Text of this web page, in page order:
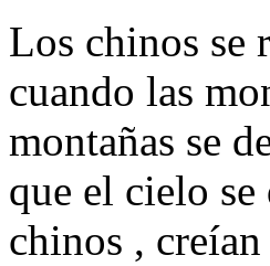
Los chinos se
cuando las
montañas se
que el cielo
chinos ,